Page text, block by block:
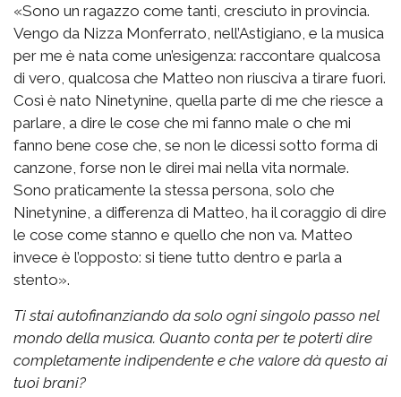
«Sono un ragazzo come tanti, cresciuto in provincia.
Vengo da Nizza Monferrato, nell’Astigiano, e la musica
per me è nata come un’esigenza: raccontare qualcosa
di vero, qualcosa che Matteo non riusciva a tirare fuori.
Così è nato Ninetynine, quella parte di me che riesce a
parlare, a dire le cose che mi fanno male o che mi
fanno bene cose che, se non le dicessi sotto forma di
canzone, forse non le direi mai nella vita normale.
Sono praticamente la stessa persona, solo che
Ninetynine, a differenza di Matteo, ha il coraggio di dire
le cose come stanno e quello che non va. Matteo
invece è l’opposto: si tiene tutto dentro e parla a
stento».
Ti stai autofinanziando da solo ogni singolo passo nel
mondo della musica. Quanto conta per te poterti dire
completamente indipendente e che valore dà questo ai
tuoi brani?